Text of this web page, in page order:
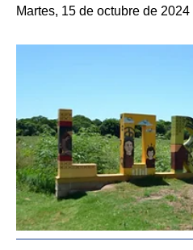
Martes, 15 de octubre de